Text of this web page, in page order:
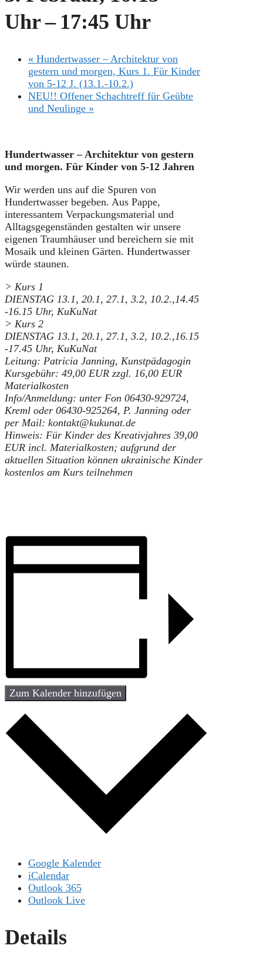
Uhr– 17:45 Uhr
« Hundertwasser – Architektur von
gestern und morgen, Kurs 1. Für Kinder
von 5-12 J. (13.1.-10.2.)
NEU!! Offener Schachtreff für Geübte
und Neulinge »
Hundertwasser – Architektur von gestern
und morgen. Für Kinder von 5-12 Jahren
Wir werden uns auf die Spuren von
Hundertwasser begeben. Aus Pappe,
interessantem Verpackungsmaterial und
Alltagsgegenständen gestalten wir unsere
eigenen Traumhäuser und bereichern sie mit
Mosaik und kleinen Gärten. Hundertwasser
würde staunen.
> Kurs 1
DIENSTAG 13.1, 20.1, 27.1, 3.2, 10.2., 14.45
-16.15 Uhr, KuKuNat
> Kurs 2
DIENSTAG 13.1, 20.1, 27.1, 3.2, 10.2.,16.15
-17.45 Uhr, KuKuNat
Leitung: Patricia Janning, Kunstpädagogin
Kursgebühr: 49,00 EUR zzgl. 16,00 EUR
Materialkosten
Info/Anmeldung: unter Fon 06430-929724,
Kreml oder 06430-925264, P. Janning oder
per Mail: kontakt@kukunat.de
Hinweis: Für Kinder des Kreativjahres 39,00
EUR incl. Materialkosten; aufgrund der
aktuellen Situation können ukrainische Kinder
kostenlos am Kurs teilnehmen
Zum Kalender hinzufügen
Google Kalender
iCalendar
Outlook 365
Outlook Live
Details